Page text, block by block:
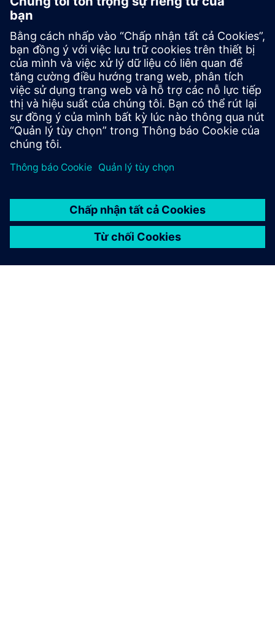
CASE STUDY
Heavyweight manufacturer drives
digitalization
Công ty: JCB
Ngành: Heavy equipment
Địa điểm: Rocester, United Kingdom
Phần mềm Siemens: Geolus, NX, PLM Open, Teamcenter